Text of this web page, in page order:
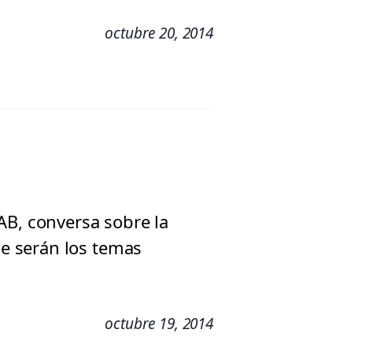
octubre 20, 2014
conversa sobre la
serán los temas
octubre 19, 2014